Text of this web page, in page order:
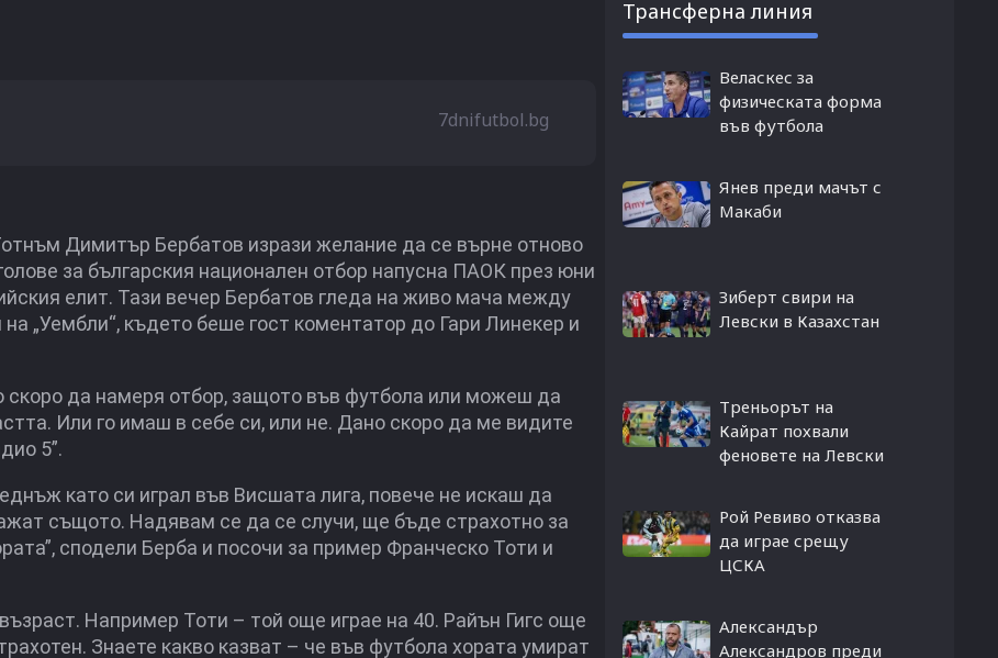
7dnifutbol.bg
Димитър Бербатов изрази желание да се върне отново
за българския национален отбор напусна ПАОК през юни
елит. Тази вечер Бербатов гледа на живо мача между
„Уембли“, където беше гост коментатор до Гари Линекер и
скоро да намеря отбор, защото във футбола или можеш да
Или го имаш в себе си, или не. Дано скоро да ме видите
5”.
като си играл във Висшата лига, повече не искаш да
същото. Надявам се да се случи, ще бъде страхотно за
сподели Берба и посочи за пример Франческо Тоти и
Например Тоти – той още играе на 40. Райън Гигс още
Знаете какво казват – че във футбола хората умират
Трансферна линия
Веласкес за
физическата форма
във футбола
Янев преди мачът с
Макаби
Зиберт свири на
Левски в Казахстан
Треньорът на
Кайрат похвали
феновете на Левски
Рой Ревиво отказва
да играе срещу
ЦСКА
Александър
Александров преди